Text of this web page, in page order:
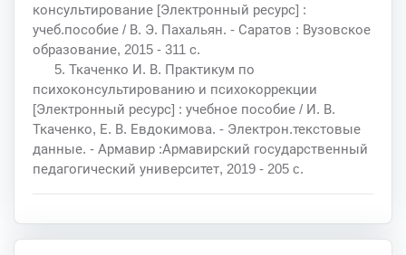
консультирование [Электронный ресурс] :
учеб.пособие / В. Э. Пахальян. - Саратов : Вузовское
образование, 2015 - 311 с.
5. Ткаченко И. В. Практикум по
психоконсультированию и психокоррекции
[Электронный ресурс] : учебное пособие / И. В.
Ткаченко, Е. В. Евдокимова. - Электрон.текстовые
данные. - Армавир :Армавирский государственный
педагогический университет, 2019 - 205 c.